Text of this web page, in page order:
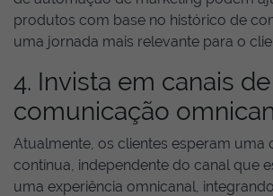
produtos com base no histórico de
uma jornada mais relevante para o
4. Invista em canais de
comunicação
Atualmente, os clientes esperam uma
contínua, independente do canal que
uma experiência omnicanal,